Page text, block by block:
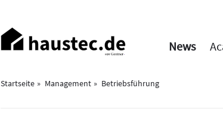
Haupt-
Navigation
News
Startseite Management
Betriebsführung